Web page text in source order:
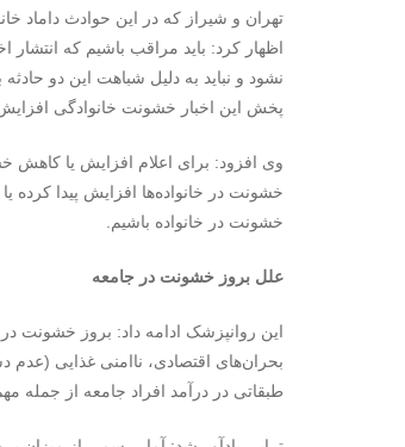
تهران و شیراز که در این حوادث داماد
اظهار کرد: باید مراقب باشیم که
نشود و نباید به دلیل شباهت این دو
پخش این اخبار خشونت خانوادگی
وی افزود: برای اعلام افزایش یا کاهش
خشونت در خانواده‌ها افزایش پیدا کرده
خشونت در خانواده باشیم.
علل بروز خشونت در جامعه
بحران‌های اقتصادی، ناامنی غذایی
طبقاتی در درآمد افراد جامعه از جمله